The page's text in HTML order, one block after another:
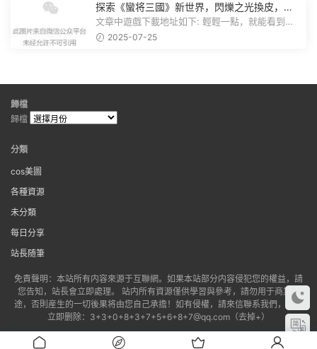
探索《蠻将三國》新世界，閃爍之光換皮，共
赴手遊盛宴！
文章中遊戲下載地址如下: 輕輕一點，就能看到原
文。 滑動一下屏幕，就能看到...
2025-07-25
歸檔
歸檔
分類
cos美圖
各種資源
未分類
每日分享
站長随筆
免責聲明：本站所有内容來源于互聯網。如果本站部分内容侵犯您的權益，請
您告知，站長會立即處理。 站内所有資源僅供學習與參考，請勿用于商業用
途，否則産生的一切後果将由您自己承擔！如有侵權，請來信聯系我們，我們
立即删除：3+3+0+8+3+7+5+6+8+7@qq.com（去掉+）
蘇ICP備2022022702号-1版權歸老貓所有